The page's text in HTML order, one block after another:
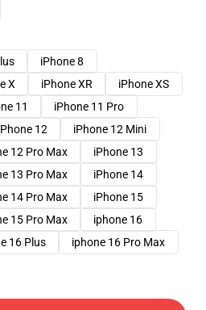
iPhone 8
X iPhone XR
iPhone XS
11
iPhone 11 Pro
12
iPhone 12 Mini
12 Pro Max
iPhone 13
13 Pro Max
iPhone 14
14 Pro Max
iPhone 15
15 Pro Max
iphone 16
16 Plus iphone 16 Pro Max